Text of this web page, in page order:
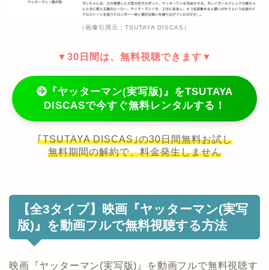
（画像引用元：TSUTAYA DISCAS）
▼30日間は、無料視聴できます▼
『ヤッターマン(実写版)』をTSUTAYA
DISCASで今すぐ無料レンタルする！
｢TSUTAYA DISCAS｣の30日間無料お試し
無料期間の解約で、料金発生しません
【全3タイプ】映画『ヤッターマン(実写
版)』を動画フルで無料視聴する方法
映画『ヤッターマン(実写版)』を動画フルで無料視聴す